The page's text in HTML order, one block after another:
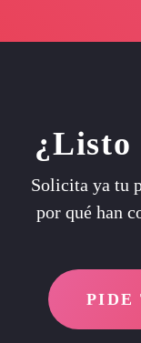
¿Listo
Solicita ya tu
por qué han
PIDE